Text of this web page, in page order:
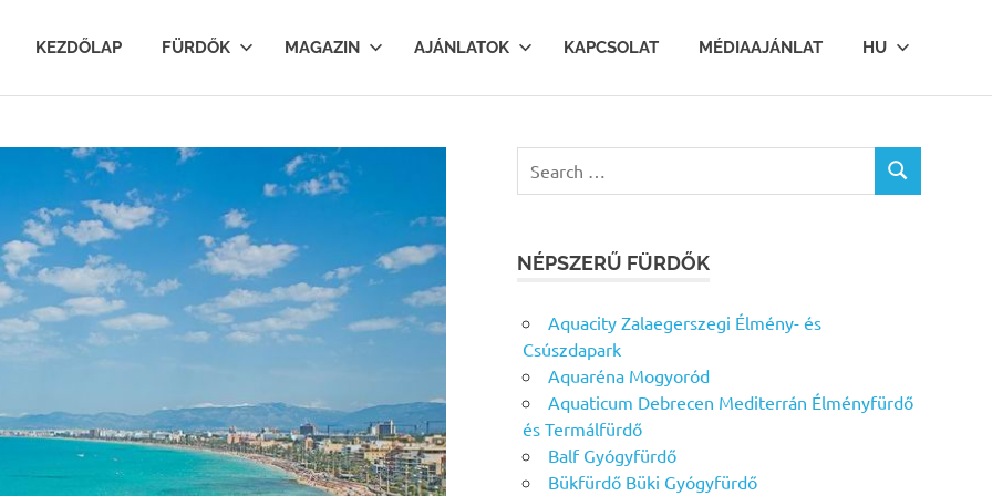
KEZDŐLAP FÜRDŐK MAGAZIN AJÁNLATOK KAPCSOLAT MÉDIAAJÁNLAT HU
for:
SEARCH
NÉPSZERŰ FÜRDŐK
Aquacity Zalaegerszegi Élmény- és
Csúszdapark
Aquaréna Mogyoród
Aquaticum Debrecen Mediterrán Élményfürdő
és Termálfürdő
Balf Gyógyfürdő
Bükfürdő Büki Gyógyfürdő